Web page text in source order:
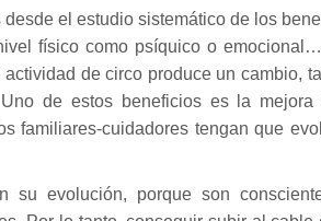
desde el estudio sistemático de los
físico como psíquico o
de circo produce un cambio,
de estos beneficios es la
familiares-cuidadores tengan que
su evolución, porque son